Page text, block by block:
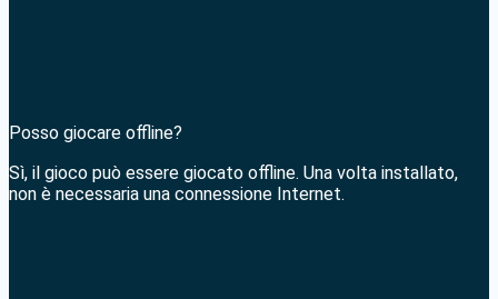
Posso giocare offline?
Sì, il gioco può essere giocato offline. Una volta installato,
non è necessaria una connessione Internet.